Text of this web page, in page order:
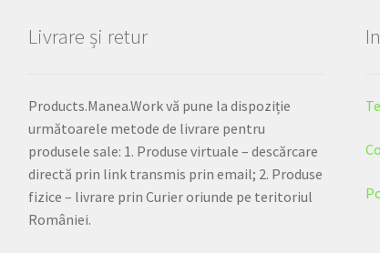
Livrare și retur
Products.Manea.Work vă pune la dispoziție
următoarele metode de livrare pentru
produsele sale: 1. Produse virtuale – descărcare
directă prin link transmis prin email; 2. Produse
fizice – livrare prin Curier oriunde pe teritoriul
României.